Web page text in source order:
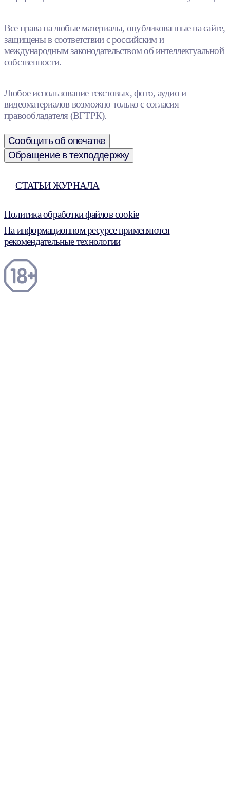
Все права на любые материалы, опубликованные на сайте,
защищены в соответствии с российским и
международным законодательством об интеллектуальной
собственности.
Любое использование текстовых, фото, аудио и
видеоматериалов возможно только с согласия
правообладателя (ВГТРК).
Сообщить об опечатке
Обращение в техподдержку
СТАТЬИ ЖУРНАЛА
Политика обработки файлов cookie
На информационном ресурсе применяются
рекомендательные технологии